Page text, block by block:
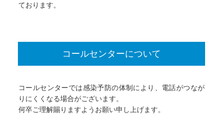
ております。
コールセンターについて
コールセンターでは感染予防の体制により、電話がつなが
りにくくなる場合がございます。
何卒ご理解賜りますようお願い申し上げます。